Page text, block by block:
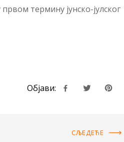
термину јунско-јулског
Објави:
СЉЕДЕЋE